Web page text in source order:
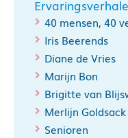
40 mensen, 40
Iris Beerends
Diane de Vries
Marijn Bon
Brigitte van
Merlijn Goldsack
Senioren